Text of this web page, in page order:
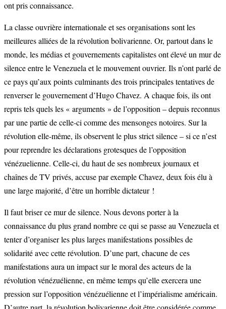
ont pris connaissance.
La classe ouvrière internationale et ses organisations sont les
meilleures alliées de la révolution bolivarienne. Or, partout dans le
monde, les médias et gouvernements capitalistes ont élevé un mur de
silence entre le Venezuela et le mouvement ouvrier. Ils n’ont parlé de
ce pays qu’aux points culminants des trois principales tentatives de
renverser le gouvernement d’Hugo Chavez. A chaque fois, ils ont
repris tels quels les « arguments » de l’opposition – depuis reconnus
par une partie de celle-ci comme des mensonges notoires. Sur la
révolution elle-même, ils observent le plus strict silence – si ce n’est
pour reprendre les déclarations grotesques de l’opposition
vénézuelienne. Celle-ci, du haut de ses nombreux journaux et
chaînes de TV privés, accuse par exemple Chavez, deux fois élu à
une large majorité, d’être un horrible dictateur !
Il faut briser ce mur de silence. Nous devons porter à la
connaissance du plus grand nombre ce qui se passe au Venezuela et
tenter d’organiser les plus larges manifestations possibles de
solidarité avec cette révolution. D’une part, chacune de ces
manifestations aura un impact sur le moral des acteurs de la
révolution vénézuélienne, en même temps qu’elle exercera une
pression sur l’opposition vénézuélienne et l’impérialisme américain.